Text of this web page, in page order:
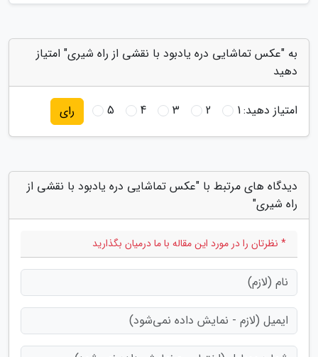
به "عکس تماشایی دره یادبود با نقشی از راه شیری" امتیاز
دهید
امتیاز دهید:1
2
3
4
5 رای
دیدگاه های مرتبط با "عکس تماشایی دره یادبود با نقشی از
راه شیری"
* نظرتان را در مورد این مقاله با ما درمیان بگذارید